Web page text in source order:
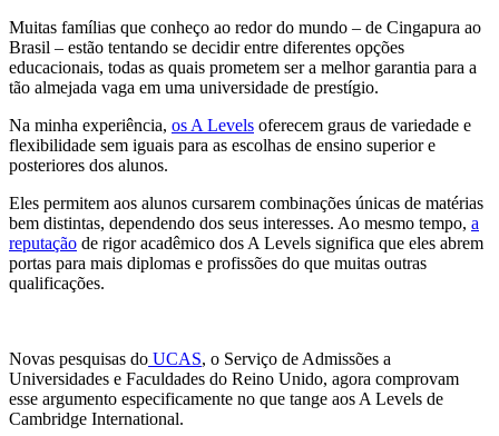
Muitas famílias que conheço ao redor do mundo – de Cingapura ao
Brasil – estão tentando se decidir entre diferentes opções
educacionais, todas as quais prometem ser a melhor garantia para a
tão almejada vaga em uma universidade de prestígio.
Na minha experiência, os A Levels oferecem graus de variedade e
flexibilidade sem iguais para as escolhas de ensino superior e
posteriores dos alunos.
Eles permitem aos alunos cursarem combinações únicas de matérias
bem distintas, dependendo dos seus interesses. Ao mesmo tempo, a
reputação de rigor acadêmico dos A Levels significa que eles abrem
portas para mais diplomas e profissões do que muitas outras
qualificações.
Novas pesquisas do UCAS, o Serviço de Admissões a
Universidades e Faculdades do Reino Unido, agora comprovam
esse argumento especificamente no que tange aos A Levels de
Cambridge International.